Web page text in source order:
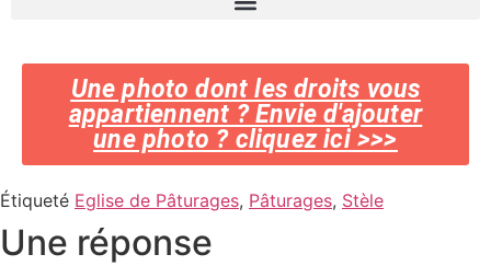
Une photo dont les droits vous
appartiennent ? Envie d'ajouter
une photo ? cliquez ici >>>
Étiqueté Eglise de Pâturages, Pâturages, Stèle
Une réponse